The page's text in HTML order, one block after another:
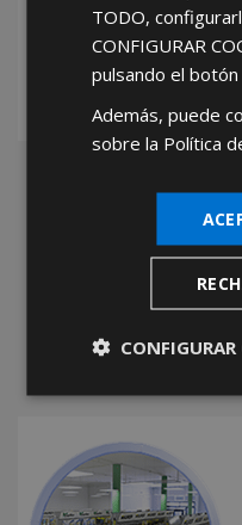
TODO,
CONFIGURAR
pulsando el botón
Además, puede
sobre la Política
CONFIGURAR